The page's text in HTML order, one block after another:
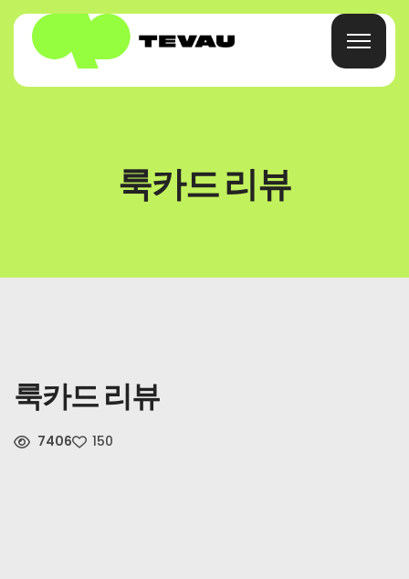
자주 묻는 질문
소식
룩카드 리뷰
룩카드 리뷰
7406 150